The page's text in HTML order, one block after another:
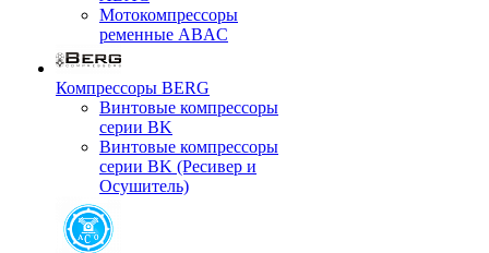
Мотокомпрессоры
ременные ABAC
Компрессоры BERG
Винтовые компрессоры
серии BK
Винтовые компрессоры
серии BK (Ресивер и
Осушитель)